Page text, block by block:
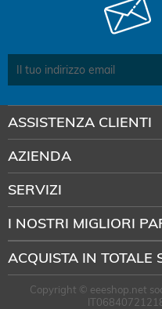
ASSISTENZA CLIENTI
AZIENDA
SERVIZI
I NOSTRI MIGLIORI
ACQUISTA IN TOTALE
Copyright © eeeshop.net